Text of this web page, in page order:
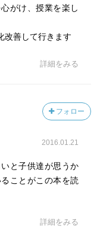
がけ、授業を楽し
改善して行きます
詳細をみる
フォロー
2016.01.21
と子供達が思うか
ことがこの本を読
詳細をみる